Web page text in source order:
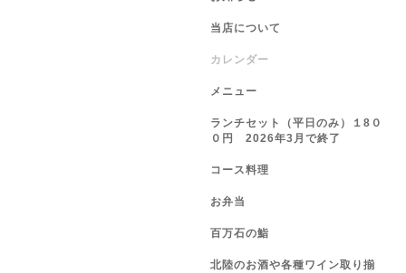
当店について
カレンダー
メニュー
ランチセット（平日のみ）１8０
０円 2026年3月で終了
コース料理
お弁当
百万石の鮨
北陸のお酒や各種ワイン取り揃